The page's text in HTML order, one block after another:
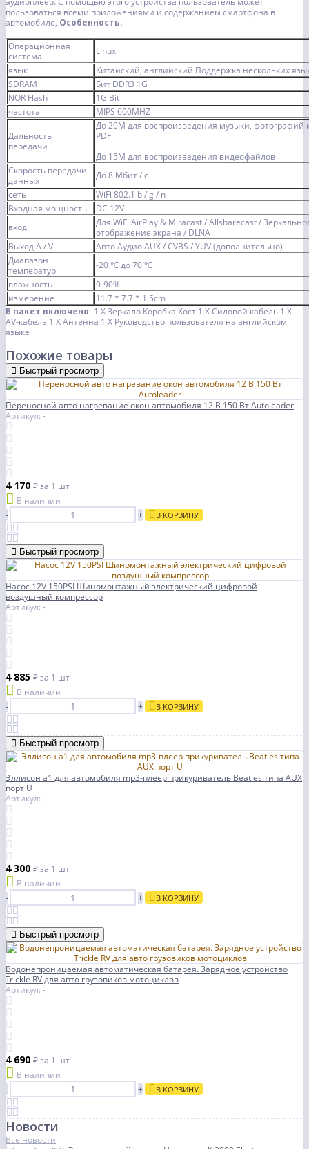
пользоваться всеми приложениями и содержанием смартфона в
автомобиле, Особенность:
Операционная
система
Linux
язык
Китайский, английский Поддержка нескольких
SDRAM
Бит DDR3 1G
NOR Flash
1G Bit
частота
MIPS 600MHZ
Дальность
передачи
До 20M для воспроизведения музыки, фотографий
PDF
До 15M для воспроизведения видеофайлов
Скорость передачи
данных
До 8 Мбит / с
сеть
WiFi 802.1 b / g / n
Входная мощность
DC 12V
вход
Для WiFi AirPlay & Miracast / Allsharecast /
отображение экрана / DLNA
Выход A / V
Авто Аудио AUX / CVBS / YUV (дополнительно)
Диапазон
температур
-20 ℃ до 70 ℃
влажность
0-90%
измерение
11.7 * 7.7 * 1.5cm
В пакет включено: 1 X Зеркало Коробка Хост 1 X Силовой кабель 1 X
AV-кабель 1 X Антенна 1 X Руководство пользователя на английском
языке
Похожие товары
Быстрый просмотр
Переносной авто нагревание окон автомобиля 12 В 150 Вт Autoleader
Артикул: -
4 170 ₽за 1 шт
В наличии
-
+ В КОРЗИНУ
Быстрый просмотр
Насос 12V 150PSI Шиномонтажный электрический цифровой
воздушный компрессор
Артикул: -
4 885 ₽за 1 шт
В наличии
-
+ В КОРЗИНУ
Быстрый просмотр
Эллисон a1 для автомобиля mp3-плеер прикуриватель Beatles типа AUX
порт U
Артикул: -
4 300 ₽за 1 шт
В наличии
-
+ В КОРЗИНУ
Быстрый просмотр
Водонепроницаемая автоматическая батарея. Зарядное устройство
Trickle RV для авто грузовиков мотоциклов
Артикул: -
4 690 ₽за 1 шт
В наличии
-
+ В КОРЗИНУ
Новости
Все новости